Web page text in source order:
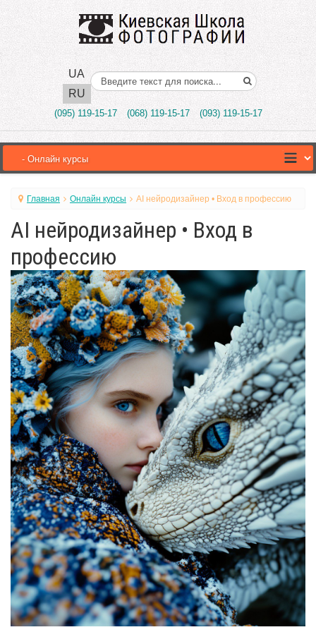
UA
RU
Поиск..
(095) 119-15-17 (068) 119-15-17 (093) 119-15-17
Главная Онлайн курсы AI нейродизайнер • Вход в профессию
AI нейродизайнер • Вход в
профессию